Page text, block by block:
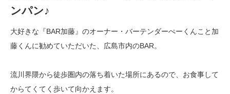
ンパン♪
大好きな『BAR加藤』のオーナー・バーテンダーぺーくんこと加
藤くんに勧めていただいた、広島市内のBAR。
流川界隈から徒歩圏内の落ち着いた場所にあるので、お食事して
からてくてく歩いて向かえます。